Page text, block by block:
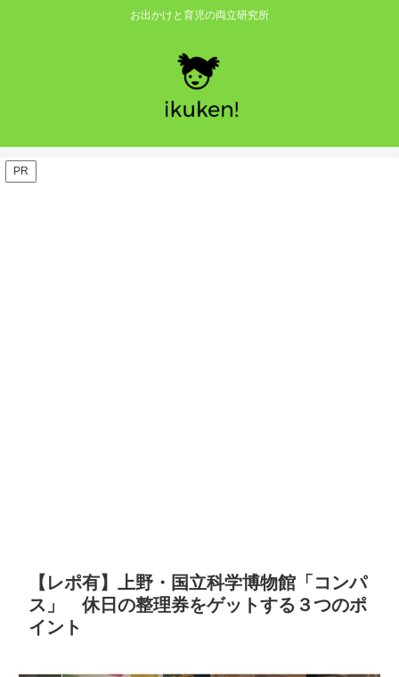
お出かけと育児の両立研究所
PR
【レポ有】上野・国立科学博物館「コンパ
ス」 休日の整理券をゲットする３つのポ
イント